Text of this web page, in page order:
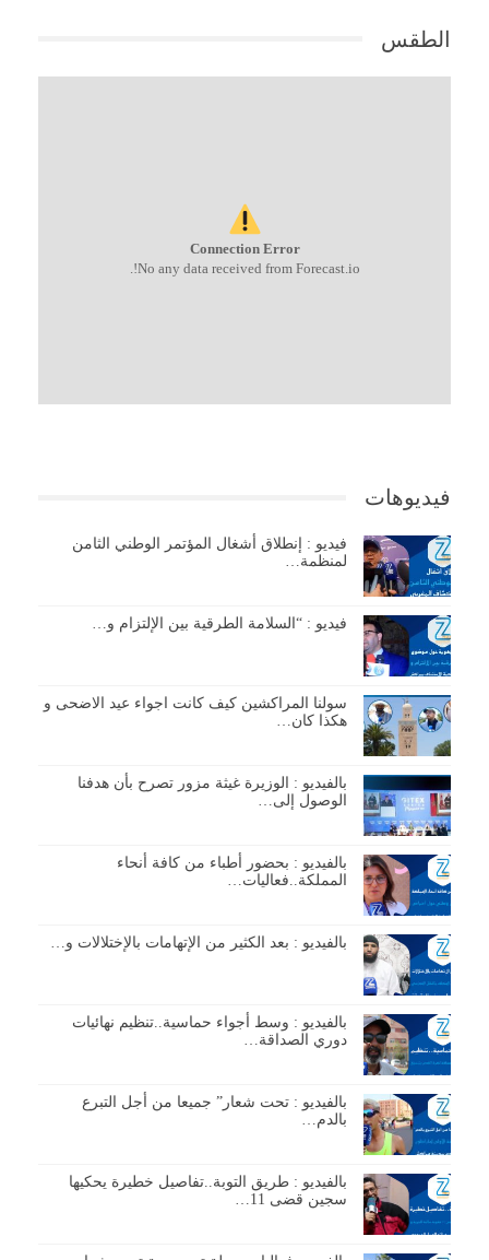
الطقس
Connection Error
No any data received from Forecast.io!.
فيديوهات
فيديو : إنطلاق أشغال المؤتمر الوطني الثامن
لمنظمة…
فيديو : “السلامة الطرقية بين الإلتزام و…
سولنا المراكشين كيف كانت اجواء عيد الاضحى و
هكذا كان…
بالفيديو : الوزيرة غيثة مزور تصرح بأن هدفنا
الوصول إلى…
بالفيديو : بحضور أطباء من كافة أنحاء
المملكة..فعاليات…
بالفيديو : بعد الكثير من الإتهامات بالإختلالات و…
بالفيديو : وسط أجواء حماسية..تنظيم نهائيات
دوري الصداقة…
بالفيديو : تحت شعار” جميعا من أجل التبرع
بالدم…
بالفيديو : طريق التوبة..تفاصيل خطيرة يحكيها
سجين قضى 11…